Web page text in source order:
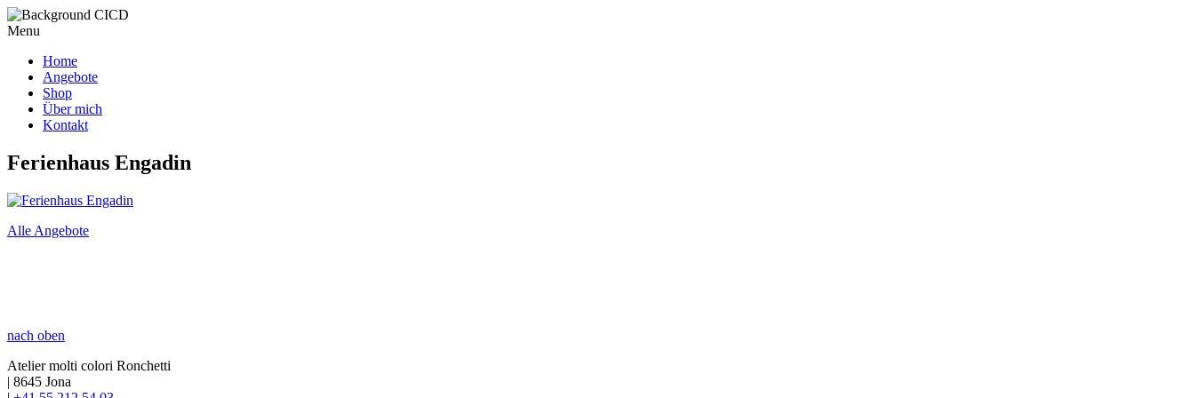
Menu
Home
Angebote
Shop
Über mich
Kontakt
Ferienhaus Engadin
Alle Angebote
nach oben
Atelier molti colori Ronchetti
| 8645 Jona